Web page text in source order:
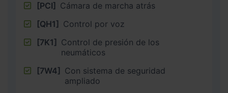
[PCI] Cámara de marcha atrás
[QH1] Control por voz
[7K1] Control de presión de los
neumáticos
[7W4] Con sistema de seguridad
ampliado